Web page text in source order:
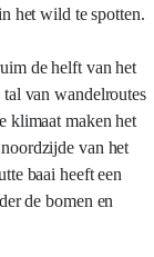
het wild te spotten.
de helft van het
van wandelroutes
klimaat maken het
van het
baai heeft een
de bomen en